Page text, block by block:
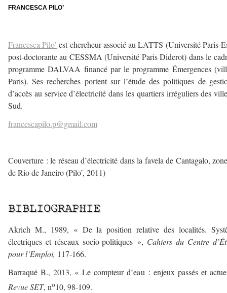
FRANCESCA PILO’
Francesca Pilo’ est chercheur associé au LATTS (Université Paris-
post-doctorante au CESSMA (Université Paris Diderot) dans le
programme DALVAA financé par le programme Émergences
Paris). Ses recherches portent sur l’étude des politiques de
d’accès au service d’électricité dans les quartiers irréguliers des
Sud.
francescapilo.p@gmail.com
Couverture : le réseau d’électricité dans la favela de Cantagalo,
de Rio de Janeiro (Pilo’, 2011)
BIBLIOGRAPHIE
Akrich M., 1989, « De la position relative des localités.
électriques et réseaux socio-politiques », Cahiers du Centre
pour l’Emploi, 117-166.
Barraqué B., 2013, « Le compteur d’eau : enjeux passés et
Revue SET, no10, 98-109.